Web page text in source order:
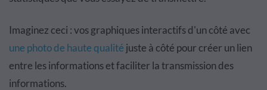
Imaginez ceci : vos graphiques interactifs d'un côté avec
une photo de haute qualité juste à côté pour créer un lien
entre les informations et faciliter la transmission des
informations.